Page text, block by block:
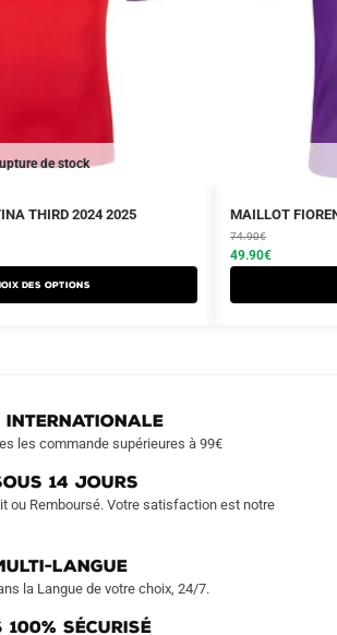
de stock
THIRD 2024 2025
des options
MAILLOT
74.90€
Le
prix
initial
était :
49.90€
Le
prix
actuel
est :
Ce
produit
a
la
les commande supérieures à 99€
14 JOURS
ou Remboursé. Votre satisfaction est notre
LANGUE
la Langue de votre choix, 24/7.
100% Sécurisé